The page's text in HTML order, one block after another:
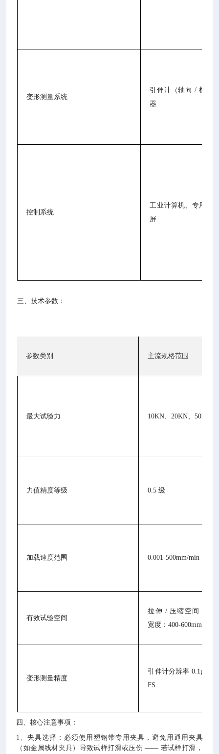
变形测量系统
引伸计（轴向 / 横向
器
控制系统
工业计算机、专用测
屏
三、技术参数：
参数类别 主流规格范围
最大试验力 10KN、20KN、50KN
力值精度等级 0.5 级
加载速度范围 0.001-500mm/min
有效试验空间
拉伸 / 压缩空间：500-
宽度：400-600mm
变形测量精度
引伸计分辨率 0.1μm，
FS
四、核心注意事项：
1、夹具选择：必须使用塑钢带专用夹具，避免用通用夹具
（如金属线材夹具）导致试样打滑或压伤 —— 若试样打滑，